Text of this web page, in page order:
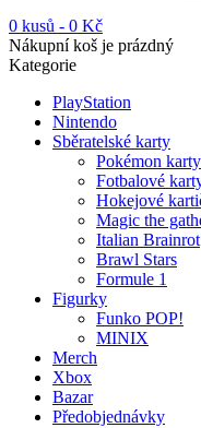
0 kusů - 0 Kč
Nákupní koš je prázdný
Kategorie
PlayStation
Nintendo
Sběratelské karty
Pokémon karty
Fotbalové
Hokejové
Magic the
Italian Brainrot
Brawl Stars
Formule 1
Figurky
Funko POP!
MINIX
Merch
Xbox
Bazar
Předobjednávky